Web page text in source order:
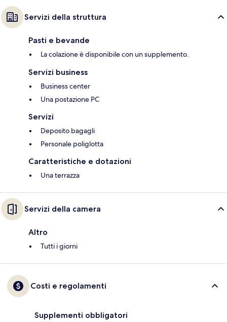
Servizi della struttura
Pasti e bevande
La colazione è disponibile con un supplemento.
Servizi business
Business center
Una postazione PC
Servizi
Deposito bagagli
Personale poliglotta
Caratteristiche e dotazioni
Una terrazza
Servizi della camera
Altro
Tutti i giorni
Costi e regolamenti
Supplementi obbligatori